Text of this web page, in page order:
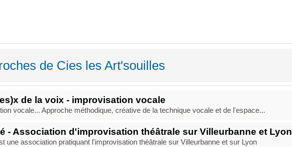
de Cies les Art'souilles
de la voix - improvisation vocale
vocale... Approche méthodique, créative de la technique vocale et de l'espace...
- Association d'improvisation théâtrale sur Villeurbanne et Lyon
une association pratiquant l'improvisation théâtrale sur Villeurbanne et sur Lyon